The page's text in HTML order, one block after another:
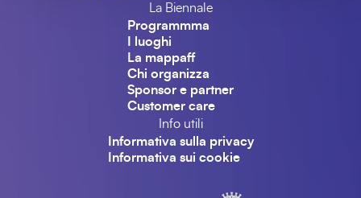
La Biennale
Programmma
I luoghi
La mappaff
Chi organizza
Sponsor e partner
Customer care
Info utili
Informativa sulla privacy
Informativa sui cookie